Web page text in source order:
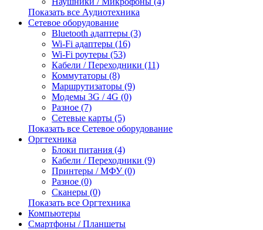
Показать все Аудиотехника
Сетевое оборудование
Bluetooth адаптеры (3)
Wi-Fi адаптеры (16)
Wi-Fi роутеры (53)
Кабели / Переходники (11)
Коммутаторы (8)
Маршрутизаторы (9)
Модемы 3G / 4G (0)
Разное (7)
Сетевые карты (5)
Показать все Сетевое оборудование
Оргтехника
Блоки питания (4)
Кабели / Переходники (9)
Принтеры / МФУ (0)
Разное (0)
Сканеры (0)
Показать все Оргтехника
Компьютеры
Смартфоны / Планшеты